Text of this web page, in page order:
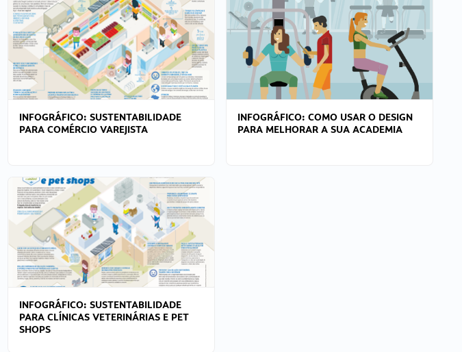
INFOGRÁFICO: SUSTENTABILIDADE
PARA COMÉRCIO VAREJISTA
INFOGRÁFICO: COMO USAR O DESIGN
PARA MELHORAR A SUA ACADEMIA
INFOGRÁFICO: SUSTENTABILIDADE
PARA CLÍNICAS VETERINÁRIAS E PET
SHOPS